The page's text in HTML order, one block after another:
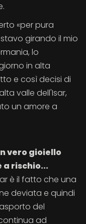
«per pura
girando il mio
lo
in alta
e così decisi di
valle dell'Isar,
un amore a
vero gioiello
a rischio...
è il fatto che una
deviata e quindi
del
ad